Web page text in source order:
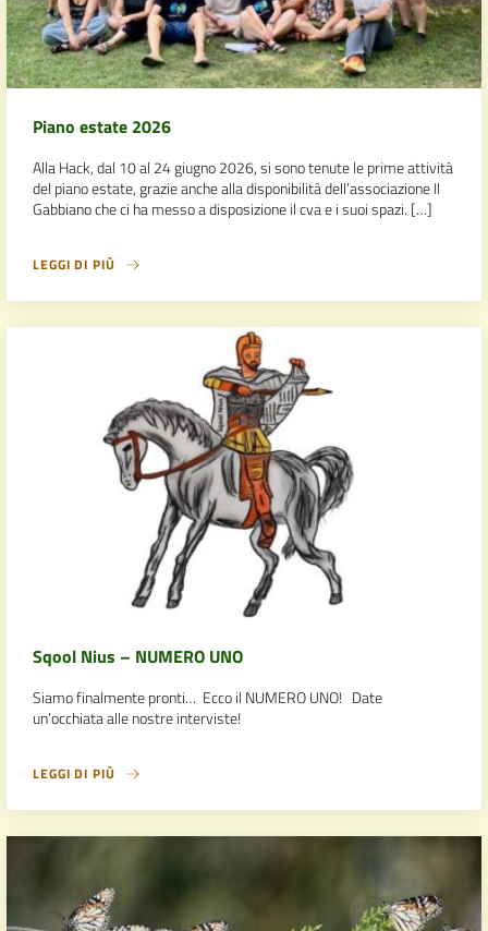
Piano estate 2026
Alla Hack, dal 10 al 24 giugno 2026, si sono tenute le prime attività
del piano estate, grazie anche alla disponibilità dell’associazione Il
Gabbiano che ci ha messo a disposizione il cva e i suoi spazi. […]
LEGGI DI PIÙ
Sqool Nius – NUMERO UNO
Siamo finalmente pronti… Ecco il NUMERO UNO! Date
un’occhiata alle nostre interviste!
LEGGI DI PIÙ